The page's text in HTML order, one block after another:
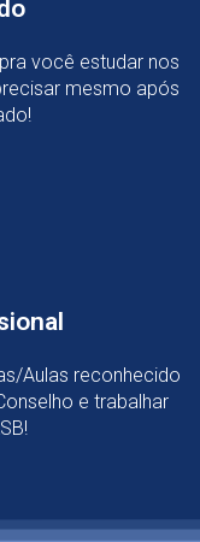
você estudar nos
mesmo após
Aulas reconhecido
e trabalhar